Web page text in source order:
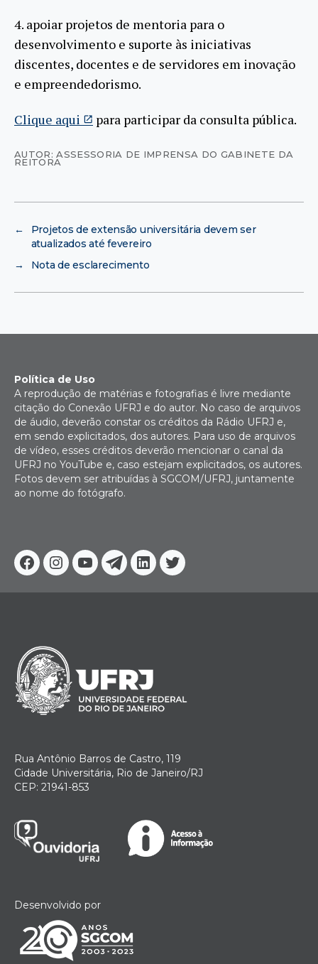
4. apoiar projetos de mentoria para o
desenvolvimento e suporte às iniciativas
discentes, docentes e de servidores em inovação
e empreendedorismo.
Clique aqui para participar da consulta pública.
AUTOR: ASSESSORIA DE IMPRENSA DO GABINETE DA
REITORA
←
Projetos de extensão universitária devem ser
atualizados até fevereiro
→
Nota de esclarecimento
Facebook
Instagram
YoutubeTelegram
Linkedin
Twitter
Política de Uso
A reprodução de matérias e fotografias é livre mediante
citação do Conexão UFRJ e do autor. No caso de arquivos
de áudio, deverão constar os créditos da Rádio UFRJ e,
em sendo explicitados, dos autores. Para uso de arquivos
de vídeo, esses créditos deverão mencionar o canal da
UFRJ no YouTube e, caso estejam explicitados, os autores.
Fotos devem ser atribuídas à SGCOM/UFRJ, juntamente
ao nome do fotógrafo.
Rua Antônio Barros de Castro, 119
Cidade Universitária, Rio de Janeiro/RJ
CEP: 21941-853
Desenvolvido por